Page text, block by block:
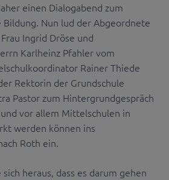
einen Dialogabend zum
Nun lud der Abgeordnete
Ingrid Dröse und
Karlheinz Pfahler vom
Rainer Thiede
Rektorin der Grundschule
Pastor zum Hintergrundgespräch
vor allem Mittelschulen in
werden können ins
Roth ein.
heraus, dass es darum gehen